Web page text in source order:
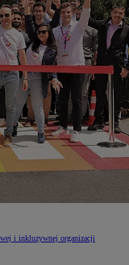
i inkluzywnej organizacji